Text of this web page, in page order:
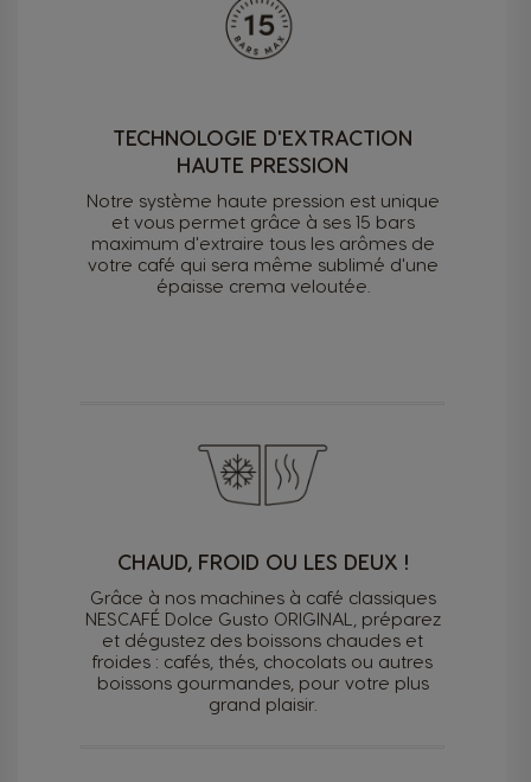
TECHNOLOGIE D'EXTRACTION
HAUTE PRESSION
Notre système haute pression est unique
et vous permet grâce à ses 15 bars
maximum d'extraire tous les arômes de
votre café qui sera même sublimé d'une
épaisse crema veloutée.
CHAUD, FROID OU LES DEUX !
Grâce à nos machines à café classiques
NESCAFÉ Dolce Gusto ORIGINAL, préparez
et dégustez des boissons chaudes et
froides : cafés, thés, chocolats ou autres
boissons gourmandes, pour votre plus
grand plaisir.